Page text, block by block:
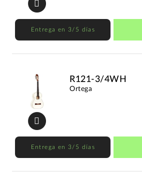
Entrega en 3/5 días
R121-3/4WH
Ortega
Entrega en 3/5 días